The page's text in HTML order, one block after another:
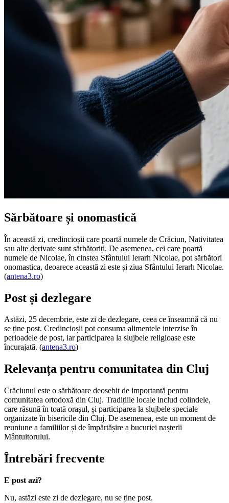
Sărbătoare și onomastică
În această zi, credincioșii care poartă numele de Crăciun, Nativitatea
sau alte derivate sunt sărbătoriți. De asemenea, cei care poartă
numele de Nicolae, în cinstea Sfântului Ierarh Nicolae, pot sărbători
onomastica, deoarece această zi este și ziua Sfântului Ierarh Nicolae.
(antena3.ro)
Post și dezlegare
Astăzi, 25 decembrie, este zi de dezlegare, ceea ce înseamnă că nu
se ține post. Credincioșii pot consuma alimentele interzise în
perioadele de post, iar participarea la slujbele religioase este
încurajată. (antena3.ro)
Relevanța pentru comunitatea din Cluj
Crăciunul este o sărbătoare deosebit de importantă pentru
comunitatea ortodoxă din Cluj. Tradițiile locale includ colindele,
care răsună în toată orașul, și participarea la slujbele speciale
organizate în bisericile din Cluj. De asemenea, este un moment de
reuniune a familiilor și de împărtășire a bucuriei nașterii
Mântuitorului.
Întrebări frecvente
E post azi?
Nu, astăzi este zi de dezlegare, nu se ține post.